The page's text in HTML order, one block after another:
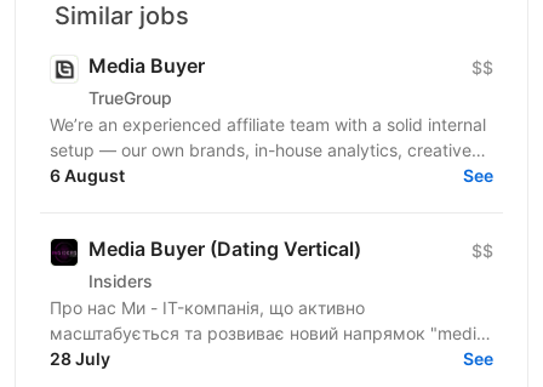
Similar jobs
Media Buyer
TrueGroup
$$
We’re an experienced affiliate team with a solid internal
setup — our own brands, in-house analytics, creative
and product teams, and years of media buying...
6 August See
Media Buyer (Dating Vertical)
Insiders
$$
Про нас Ми - IT-компанія, що активно
масштабується та розвиває новий напрямок "media
buying". У нас вже є сформована команда
28 July See